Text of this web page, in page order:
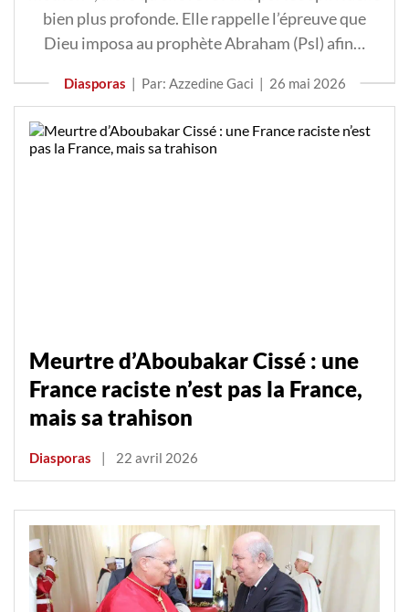
bien plus profonde. Elle rappelle l’épreuve que
Dieu imposa au prophète Abraham (Psl) afin…
Diasporas | Par: Azzedine Gaci | 26 mai 2026
Meurtre d’Aboubakar Cissé : une
France raciste n’est pas la France,
mais sa trahison
Diasporas | 22 avril 2026